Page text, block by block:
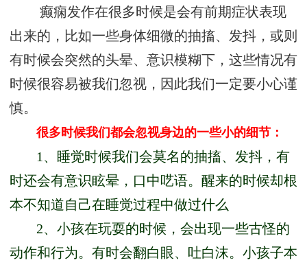
癫痫发作在很多时候是会有前期症状表现
出来的，比如一些身体细微的抽搐、发抖，或则
有时候会突然的头晕、意识模糊下，这些情况有
时候很容易被我们忽视，因此我们一定要小心谨
慎。
很多时候我们都会忽视身边的一些小的细节：
1、睡觉时候我们会莫名的抽搐、发抖，有
时还会有意识眩晕，口中呓语。醒来的时候却根
本不知道自己在睡觉过程中做过什么
2、小孩在玩耍的时候，会出现一些古怪的
动作和行为。有时会翻白眼、吐白沫。小孩子本